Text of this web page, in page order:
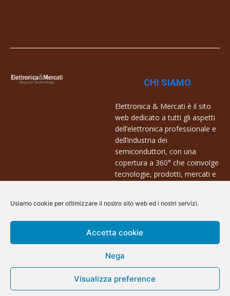
Usiamo cookie per ottimizzare il nostro sito web ed i nostri servizi.
Accetta cookie
Nega
Visualizza preference
CHI SIAMO
Elettronica & Mercati è il sito
web dedicato a tutti gli aspetti
dell’elettronica professionale e
dell’industria dei
semiconduttori, con una
copertura a 360° che coinvolge
tecnologie, prodotti, mercati e
Contatti:
info@arscommunication.it
@ArsCommunication 2023